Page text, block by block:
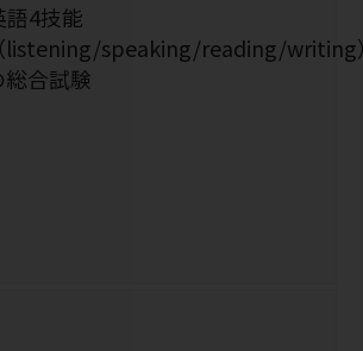
語4技能
（listening/speaking/reading/writing
総合試験